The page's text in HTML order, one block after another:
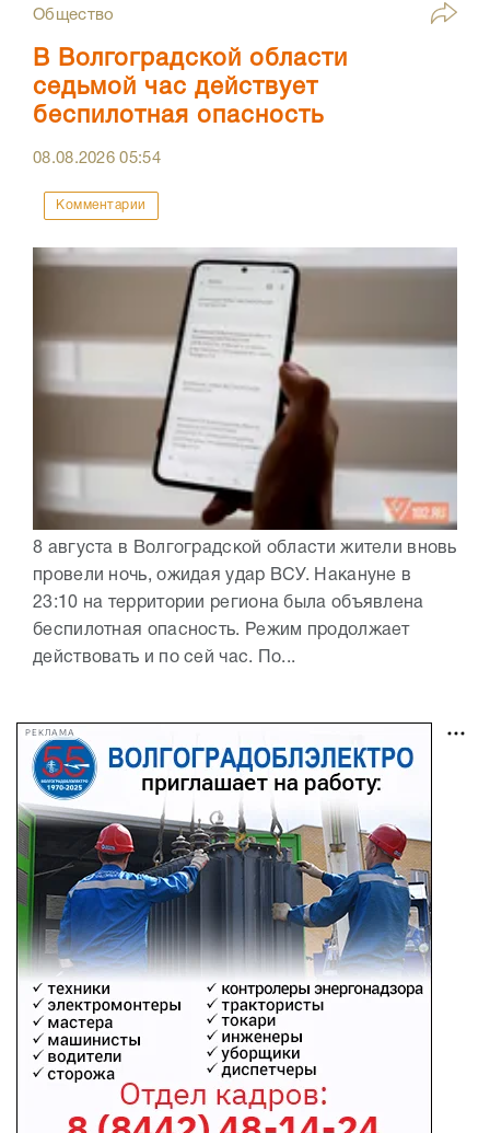
Общество
В Волгоградской области
седьмой час действует
беспилотная опасность
08.08.202605:54
Комментарии
8 августа в Волгоградской области жители вновь
провели ночь, ожидая удар ВСУ. Накануне в
23:10 на территории региона была объявлена
беспилотная опасность. Режим продолжает
действовать и по сей час. По...
РЕКЛАМА